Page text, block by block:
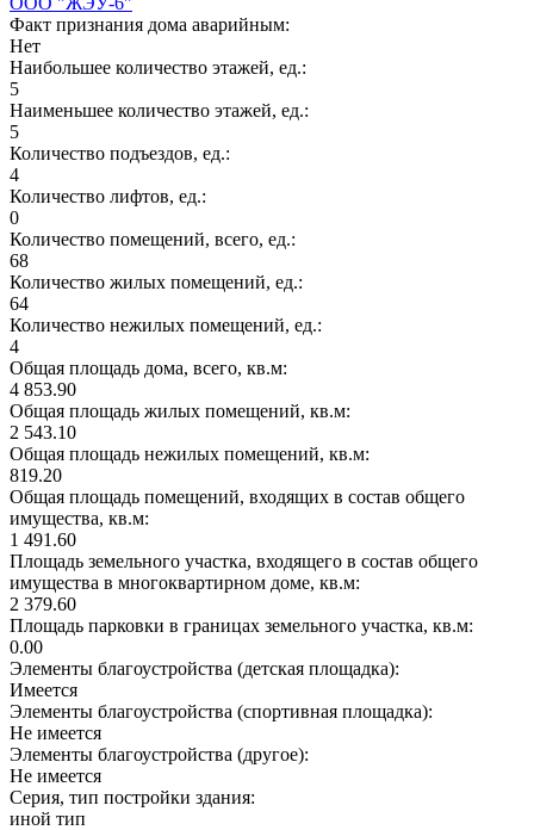
Факт признания дома аварийным:
Нет
Наибольшее количество этажей, ед.:
5
Наименьшее количество этажей, ед.:
5
Количество подъездов, ед.:
4
Количество лифтов, ед.:
0
Количество помещений, всего, ед.:
68
Количество жилых помещений, ед.:
64
Количество нежилых помещений, ед.:
4
Общая площадь дома, всего, кв.м:
4 853.90
Общая площадь жилых помещений, кв.м:
2 543.10
Общая площадь нежилых помещений, кв.м:
819.20
Общая площадь помещений, входящих в состав общего
имущества, кв.м:
1 491.60
Площадь земельного участка, входящего в состав общего
имущества в многоквартирном доме, кв.м:
2 379.60
Площадь парковки в границах земельного участка, кв.м:
0.00
Элементы благоустройства (детская площадка):
Имеется
Элементы благоустройства (спортивная площадка):
Не имеется
Элементы благоустройства (другое):
Не имеется
Серия, тип постройки здания:
иной тип